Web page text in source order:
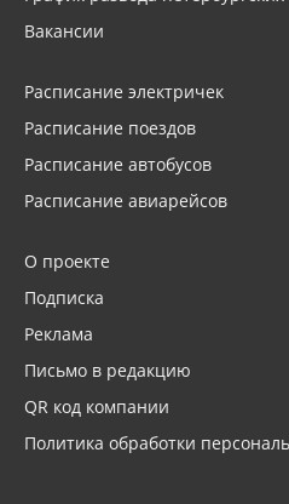
Вакансии
Расписание электричек
Расписание поездов
Расписание автобусов
Расписание авиарейсов
О проекте
Подписка
Реклама
Письмо в редакцию
QR код компании
Политика обработки